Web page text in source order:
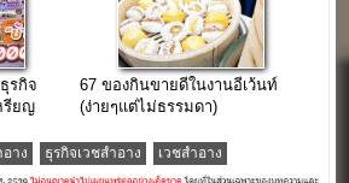
รกิจ
รียญ
67 ของกินขายดีในงานอีเว้นท์
(ง่ายๆแต่ไม่ธรรมดา)
อาง ธุรกิจเวชสำอาง เวชสำอาง